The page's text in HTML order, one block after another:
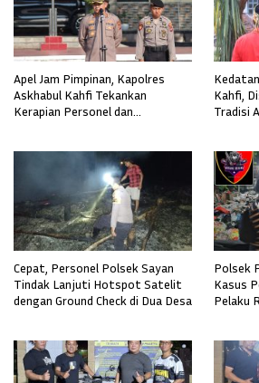
Apel Jam Pimpinan, Kapolres
Askhabul Kahfi Tekankan
Kerapian Personel dan
Kahfi,
Tradisi
Cepat, Personel Polsek Sayan
Tindak Lanjuti Hotspot Satelit
dengan Ground Check di Dua Desa
Polsek
Kasus
Pelaku